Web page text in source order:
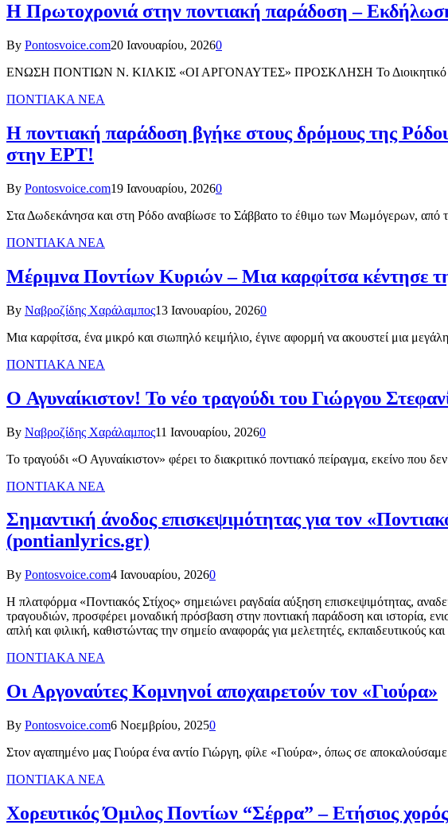
Η Πρωτοχρονιά στην ποντιακή παράδοση –
By Pontosvoice.com20 Ιανουαρίου, 20260
ΕΝΩΣΗ ΠΟΝΤΙΩΝ Ν. ΚΙΛΚΙΣ «ΟΙ ΑΡΓΟΝΑΥΤΕΣ» ΠΡΟΣΚΛΗΣΗ Το Διοικητικό
ΠΟΝΤΙΑΚΑ ΝΕΑ
Η ποντιακή παράδοση βγήκε στους δρόμους της
στην ΕΡΤ!
By Pontosvoice.com19 Ιανουαρίου, 20260
Στα Δωδεκάνησα και στη Ρόδο αναβίωσε το Σάββατο το έθιμο των Μωμόγερων, από
ΠΟΝΤΙΑΚΑ ΝΕΑ
Μέριμνα Ποντίων Κυριών – Μια καρφίτσα κέντησε
By Ναβροζίδης Χαράλαμπος13 Ιανουαρίου, 20260
Μια καρφίτσα, ένα μικρό και σιωπηλό κειμήλιο, έγινε αφορμή να ακουστεί μια
ΠΟΝΤΙΑΚΑ ΝΕΑ
Ο Αγυναίκιστον! Το νέο τραγούδι του Γιώργου
By Ναβροζίδης Χαράλαμπος11 Ιανουαρίου, 20260
Το τραγούδι «Ο Αγυναίκιστον» φέρει το διακριτικό ποντιακό πείραγμα, εκείνο που
ΠΟΝΤΙΑΚΑ ΝΕΑ
Σημαντική άνοδος επισκεψιμότητας για τον
(pontianlyrics.gr)
By Pontosvoice.com4 Ιανουαρίου, 20260
Η πλατφόρμα «Ποντιακός Στίχος» σημειώνει ραγδαία αύξηση επισκεψιμότητας,
τραγουδιών, προσφέρει μοναδική πρόσβαση στην ποντιακή παράδοση και ιστορία,
απλή και φιλική, καθιστώντας την σημείο αναφοράς για μελετητές, εκπαιδευτικούς
ΠΟΝΤΙΑΚΑ ΝΕΑ
Οι Αργοναύτες Κομνηνοί αποχαιρετούν τον «Γιούρα»
By Pontosvoice.com6 Νοεμβρίου, 20250
Στον αγαπημένο μας Γιούρα ένα αντίο Γιώργη, φίλε «Γιούρα», όπως σε
ΠΟΝΤΙΑΚΑ ΝΕΑ
Χορευτικός Όμιλος Ποντίων “Σέρρα” – Ετήσιος